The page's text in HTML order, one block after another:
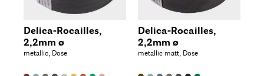
Delica-Rocailles,
2,2mm ø
metallic, Dose
Delica-Rocailles,
2,2mm ø
metallic matt, Dose